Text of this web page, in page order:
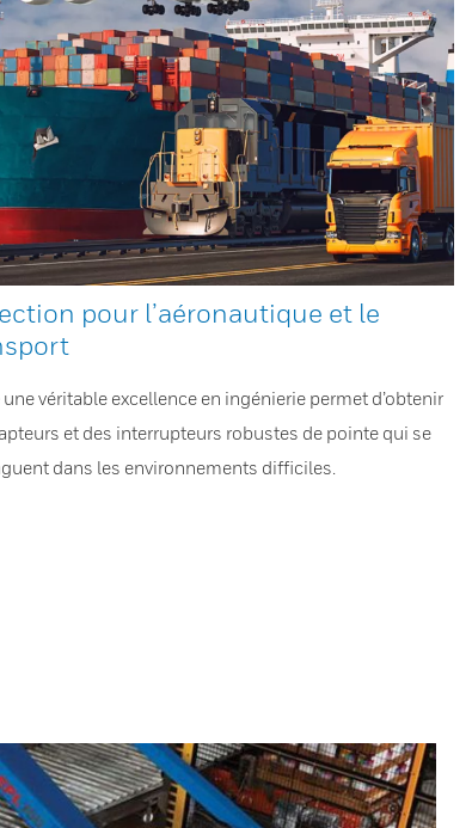
pour l’aéronautique et le
une véritable excellence en ingénierie permet d’obtenir
et des interrupteurs robustes de pointe qui se
dans les environnements difficiles.